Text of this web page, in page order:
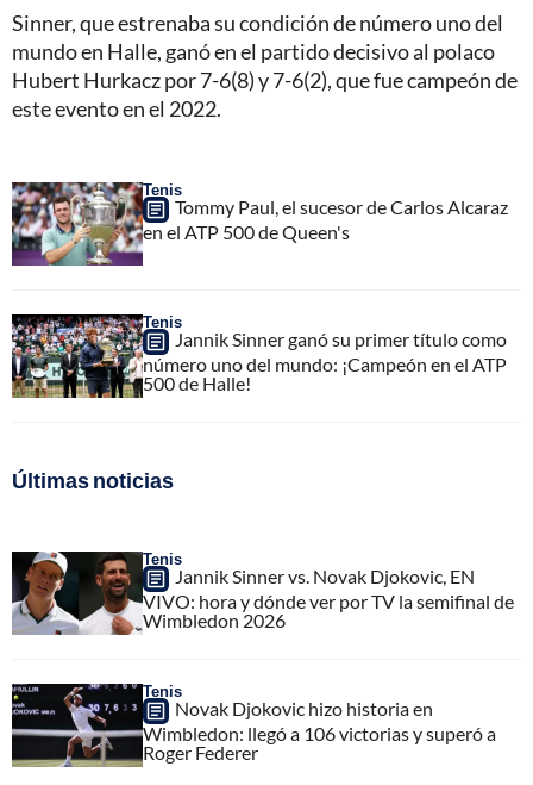
Sinner, que estrenaba su condición de número uno del
mundo en Halle, ganó en el partido decisivo al polaco
Hubert Hurkacz por 7-6(8) y 7-6(2), que fue campeón de
este evento en el 2022.
Tenis
Tommy Paul, el sucesor de Carlos Alcaraz
en el ATP 500 de Queen's
Tenis
Jannik Sinner ganó su primer título como
número uno del mundo: ¡Campeón en el ATP
500 de Halle!
Últimas noticias
Tenis
Jannik Sinner vs. Novak Djokovic, EN
VIVO: hora y dónde ver por TV la semifinal de
Wimbledon 2026
Tenis
Novak Djokovic hizo historia en
Wimbledon: llegó a 106 victorias y superó a
Roger Federer